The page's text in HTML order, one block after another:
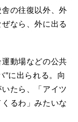
の往復以外、外
なら、外に出る
動場などの公共
"に出られる。向
たら、「アイツ
るわ」みたいな